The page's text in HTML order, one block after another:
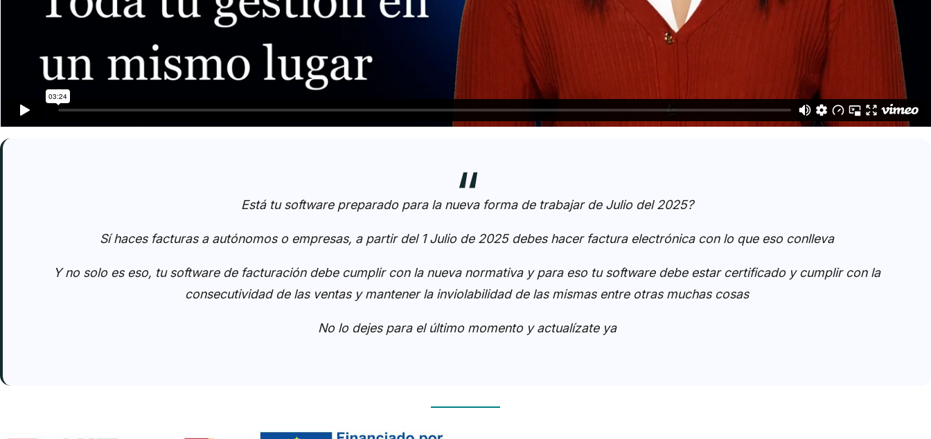
Está tu software preparado para la nueva forma de trabajar de Julio del 2025?
Sí haces facturas a autónomos o empresas, a partir del 1 Julio de 2025 debes hacer factura electrónica con lo que eso conlleva
Y no solo es eso, tu software de facturación debe cumplir con la nueva normativa y para eso tu software debe estar certificado y cumplir con la
consecutividad de las ventas y mantener la inviolabilidad de las mismas entre otras muchas cosas
No lo dejes para el último momento y actualízate ya